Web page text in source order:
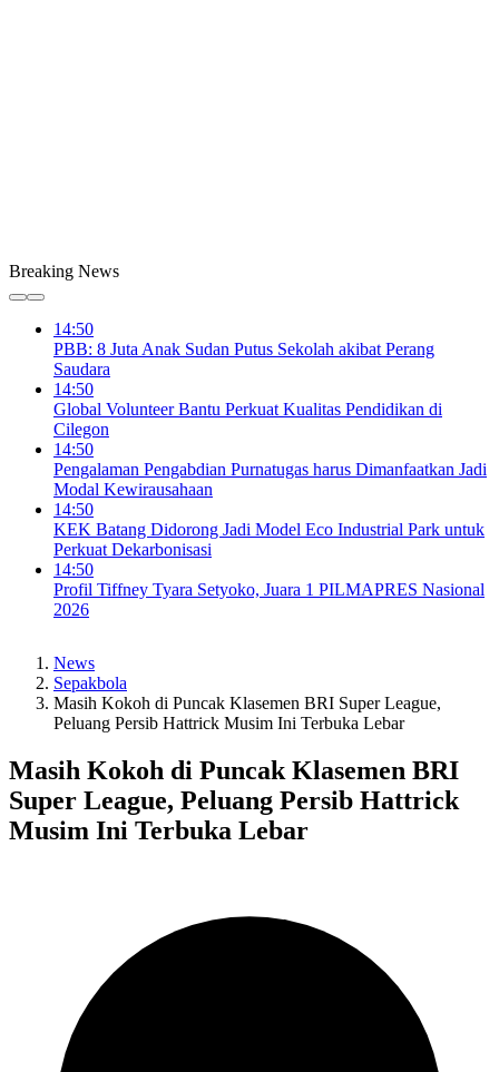
Breaking News
14:50
PBB: 8 Juta Anak Sudan Putus Sekolah akibat Perang
Saudara
14:50
Global Volunteer Bantu Perkuat Kualitas Pendidikan di
Cilegon
14:50
Pengalaman Pengabdian Purnatugas harus Dimanfaatkan Jadi
Modal Kewirausahaan
14:50
KEK Batang Didorong Jadi Model Eco Industrial Park untuk
Perkuat Dekarbonisasi
14:50
Profil Tiffney Tyara Setyoko, Juara 1 PILMAPRES Nasional
2026
News
Sepakbola
Masih Kokoh di Puncak Klasemen BRI Super League,
Peluang Persib Hattrick Musim Ini Terbuka Lebar
Masih Kokoh di Puncak Klasemen BRI
Super League, Peluang Persib Hattrick
Musim Ini Terbuka Lebar